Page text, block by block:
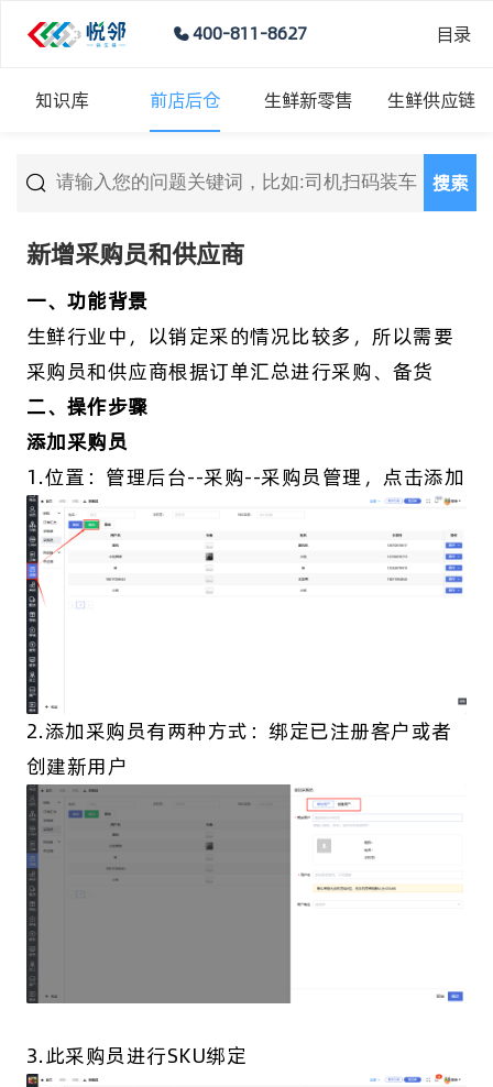
400-811-8627 目录
知识库 前店后仓 生鲜新零售 生鲜供应链
搜索
新增采购员和供应商
一、功能背景
生鲜行业中，以销定采的情况比较多，所以需要
采购员和供应商根据订单汇总进行采购、备货
二、操作步骤
添加采购员
1.位置：管理后台--采购--采购员管理，点击添加
2.添加采购员有两种方式：绑定已注册客户或者
创建新用户
3.此采购员进行SKU绑定